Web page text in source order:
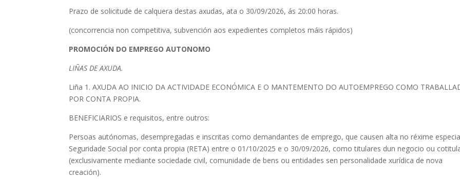
Prazo de solicitude de calquera destas axudas, ata o 30/09/2026, ás 20:00 horas.
(concorrencia non competitiva, subvención aos expedientes completos máis rápidos)
PROMOCIÓN DO EMPREGO AUTONOMO
LIÑAS DE AXUDA.
Liña 1. AXUDA AO INICIO DA ACTIVIDADE ECONÓMICA E O MANTEMENTO DO AUTOEMPREGO COMO
POR CONTA PROPIA.
BENEFICIARIOS e requisitos, entre outros:
Persoas autónomas, desempregadas e inscritas como demandantes de emprego, que causen alta no réxime
Seguridade Social por conta propia (RETA) entre o 01/10/2025 e o 30/09/2026, como titulares dun negocio ou
(exclusivamente mediante sociedade civil, comunidade de bens ou entidades sen personalidade xurídica de nova
creación).